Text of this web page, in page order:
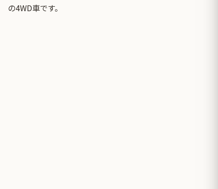
の4WD車です。